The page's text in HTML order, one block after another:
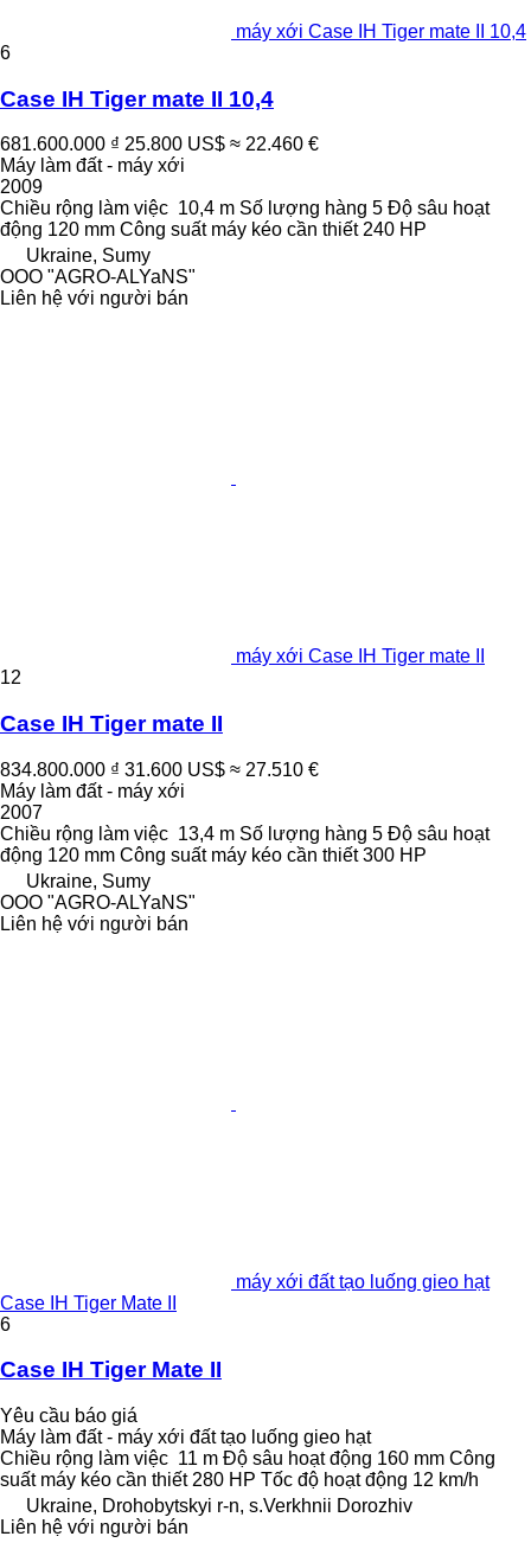
máy xới Case IH Tiger mate II 10,4
6
Case IH Tiger mate II 10,4
681.600.000 ₫ 25.800 US$ ≈ 22.460 €
Máy làm đất - máy xới
2009
Chiều rộng làm việc 10,4 m Số lượng hàng 5 Độ sâu hoạt
động 120 mm Công suất máy kéo cần thiết 240 HP
Ukraine, Sumy
OOO "AGRO-ALYaNS"
Liên hệ với người bán
máy xới Case IH Tiger mate II
12
Case IH Tiger mate II
834.800.000 ₫ 31.600 US$ ≈ 27.510 €
Máy làm đất - máy xới
2007
Chiều rộng làm việc 13,4 m Số lượng hàng 5 Độ sâu hoạt
động 120 mm Công suất máy kéo cần thiết 300 HP
Ukraine, Sumy
OOO "AGRO-ALYaNS"
Liên hệ với người bán
máy xới đất tạo luống gieo hạt
Case IH Tiger Mate II
6
Case IH Tiger Mate II
Yêu cầu báo giá
Máy làm đất - máy xới đất tạo luống gieo hạt
Chiều rộng làm việc 11 m Độ sâu hoạt động 160 mm Công
suất máy kéo cần thiết 280 HP Tốc độ hoạt động 12 km/h
Ukraine, Drohobytskyi r-n, s.Verkhnii Dorozhiv
Liên hệ với người bán